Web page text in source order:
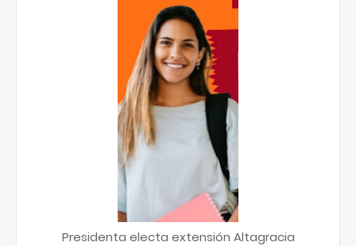
Presidenta electa extensión Altagracia